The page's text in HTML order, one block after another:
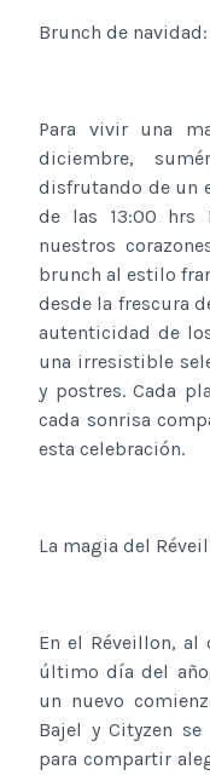
Brunch de
Para vivir una
diciembre,
disfrutando de un
de las 13:00 hrs
nuestros
brunch al estilo
desde la frescura
autenticidad de
una irresistible
y postres. Cada
cada sonrisa
esta celebración.
La magia del
En el Réveillon, al
último día del
un nuevo
Bajel y Cityzen
para compartir